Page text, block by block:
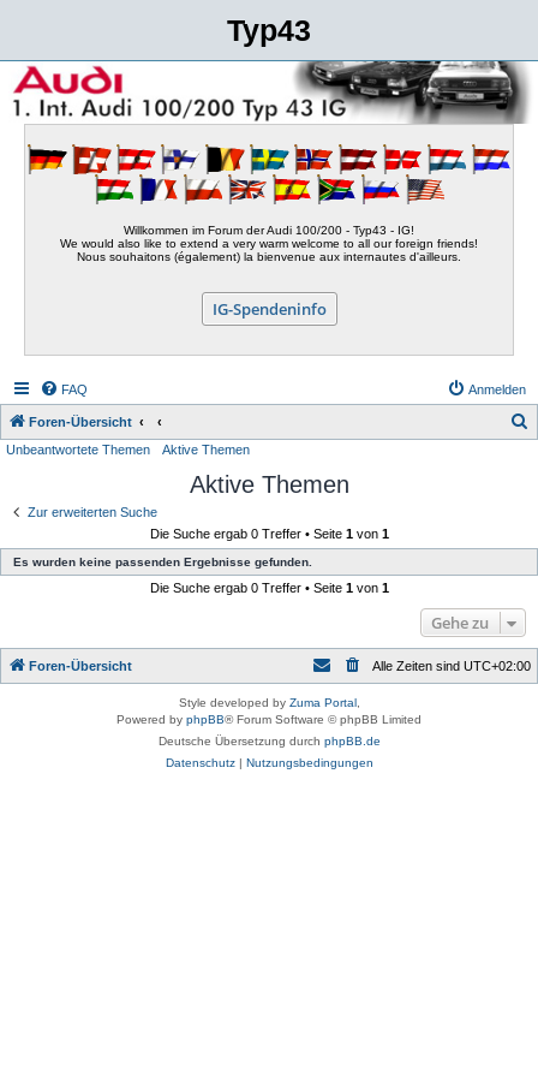
Typ43
Willkommen im Forum der Audi 100/200 - Typ43 - IG!
We would also like to extend a very warm welcome to all our foreign friends!
Nous souhaitons (également) la bienvenue aux internautes d'ailleurs.
IG-Spendeninfo
FAQ Anmelden
Foren-Übersicht
Unbeantwortete Themen Aktive Themen
Aktive Themen
Zur erweiterten Suche
Die Suche ergab 0 Treffer • Seite 1von 1
Es wurden keine passenden Ergebnisse gefunden.
Die Suche ergab 0 Treffer • Seite 1von 1
Gehe zu
Foren-Übersicht Alle Zeiten sind UTC+02:00
Style developed by Zuma Portal ,
Powered by phpBB® Forum Software © phpBB Limited
Deutsche Übersetzung durch phpBB.de
Datenschutz| Nutzungsbedingungen